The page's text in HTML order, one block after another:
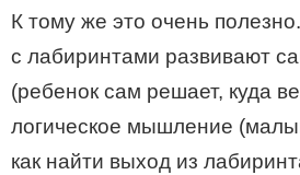
К тому же это очень
с лабиринтами развивают
(ребенок сам решает, куда
логическое мышление
как найти выход из